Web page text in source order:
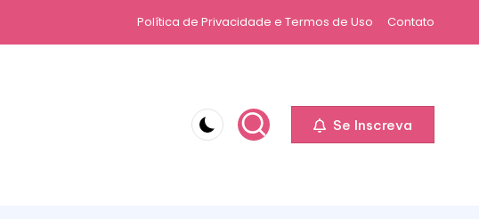
Política de Privacidade e Termos de Uso Contato
Se Inscreva